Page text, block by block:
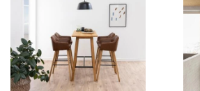
REOLER/
BOGREOLER 40